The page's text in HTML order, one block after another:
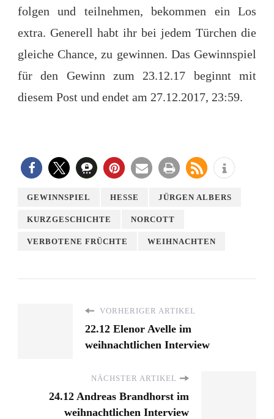
folgen und teilnehmen, bekommen ein Los
extra. Generell habt ihr bei jedem Türchen die
gleiche Chance, zu gewinnen. Das Gewinnspiel
für den Gewinn zum 23.12.17 beginnt mit
diesem Post und endet am 27.12.2017, 23:59.
GEWINNSPIEL HESSE JÜRGEN ALBERS
KURZGESCHICHTE NORCOTT
VERBOTENE FRÜCHTE WEIHNACHTEN
VORHERIGER ARTIKEL
22.12 Elenor Avelle im
weihnachtlichen Interview
NÄCHSTER ARTIKEL
24.12 Andreas Brandhorst im
weihnachtlichen Interview